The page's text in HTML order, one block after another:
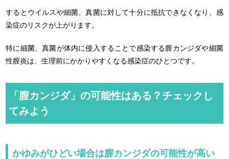
するとウイルスや細菌、真菌に対して十分に抵抗できなくなり、感
染症のリスクが上がります。
特に細菌、真菌が体内に侵入することで感染する膣カンジダや細菌
性膣炎は、生理前にかかりやすくなる感染症のひとつです。
「膣カンジダ」の可能性はある？チェックし
てみよう
かゆみがひどい場合は膣カンジダの可能性が高い